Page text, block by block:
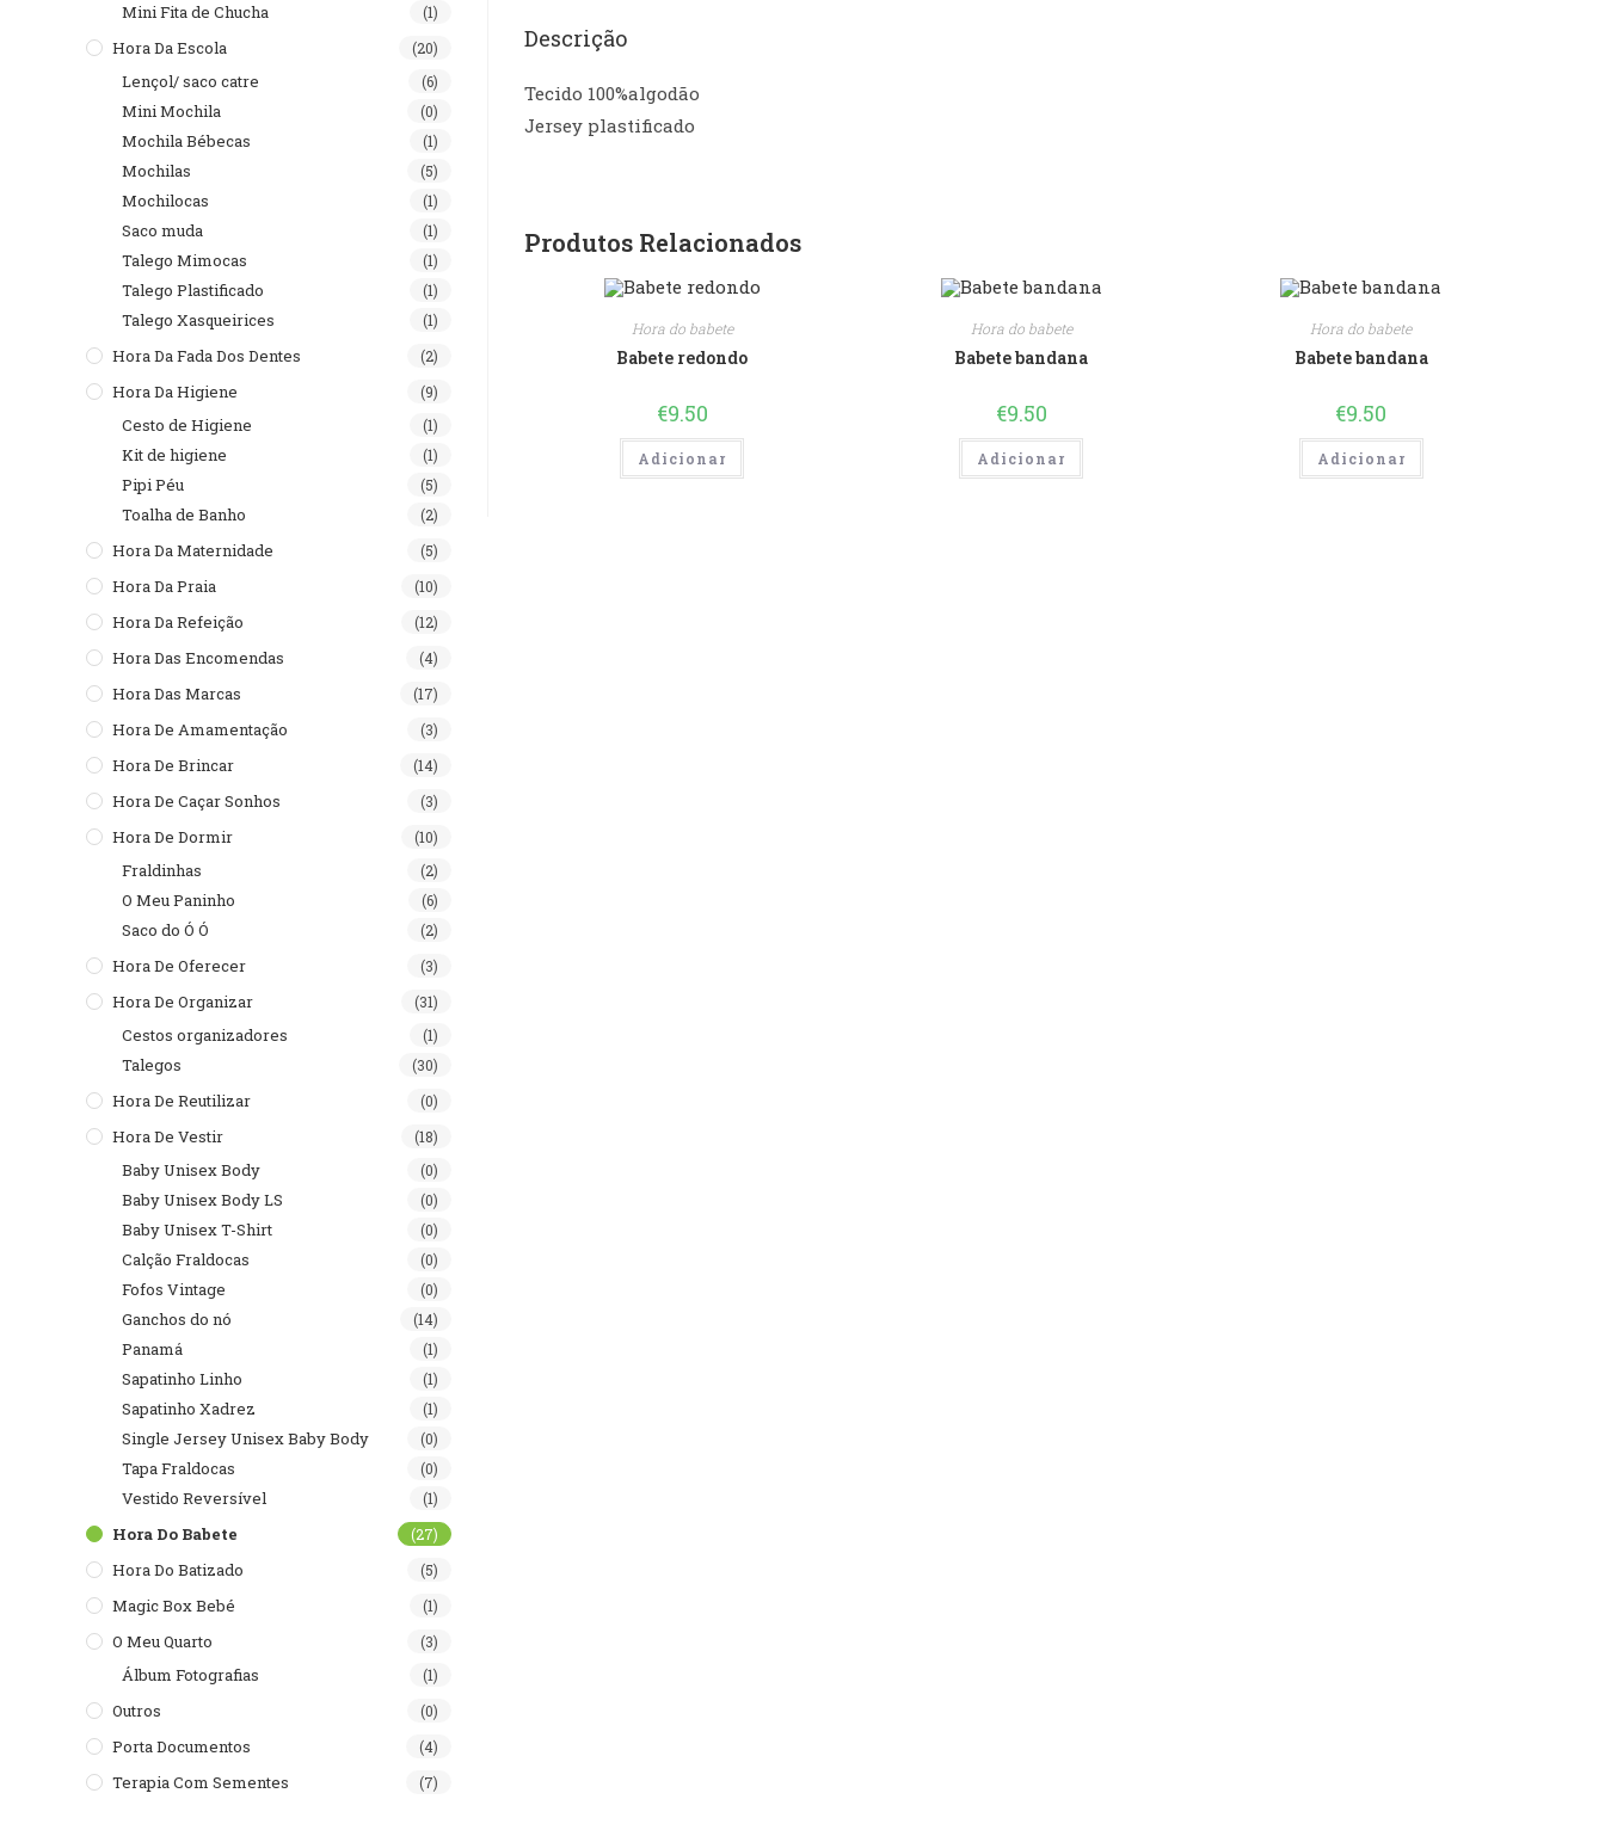
Descrição
Tecido 100%algodão
Jersey plastificado
Produtos Relacionados
Hora do babete
Babete redondo
€9.50
Adicionar
Hora do babete
Babete bandana
€9.50
Adicionar
Hora do babete
Babete bandana
€9.50
Adicionar
Mini Fita de Chucha (1)
Hora Da Escola (20)
Lençol/ saco catre (6)
Mini Mochila (0)
Mochila Bébecas (1)
Mochilas (5)
Mochilocas (1)
Saco muda (1)
Talego Mimocas (1)
Talego Plastificado (1)
Talego Xasqueirices (1)
Hora Da Fada Dos Dentes (2)
Hora Da Higiene (9)
Cesto de Higiene (1)
Kit de higiene (1)
Pipi Péu (5)
Toalha de Banho (2)
Hora Da Maternidade (5)
Hora Da Praia (10)
Hora Da Refeição (12)
Hora Das Encomendas (4)
Hora Das Marcas (17)
Hora De Amamentação (3)
Hora De Brincar (14)
Hora De Caçar Sonhos (3)
Hora De Dormir (10)
Fraldinhas (2)
O Meu Paninho (6)
Saco do Ó Ó (2)
Hora De Oferecer (3)
Hora De Organizar (31)
Cestos organizadores (1)
Talegos (30)
Hora De Reutilizar (0)
Hora De Vestir (18)
Baby Unisex Body (0)
Baby Unisex Body LS (0)
Baby Unisex T-Shirt (0)
Calção Fraldocas (0)
Fofos Vintage (0)
Ganchos do nó (14)
Panamá (1)
Sapatinho Linho (1)
Sapatinho Xadrez (1)
Single Jersey Unisex Baby Body (0)
Tapa Fraldocas (0)
Vestido Reversível (1)
Hora Do Babete (27)
Hora Do Batizado (5)
Magic Box Bebé (1)
O Meu Quarto (3)
Álbum Fotografias (1)
Outros (0)
Porta Documentos (4)
Terapia Com Sementes (7)